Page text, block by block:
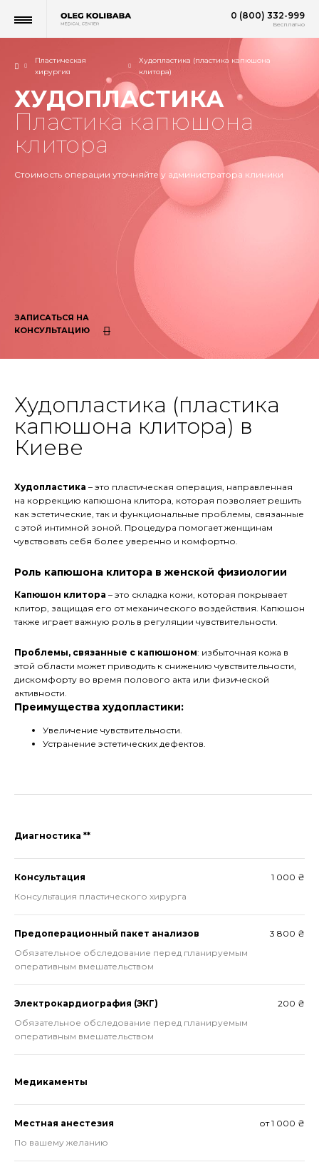
0 (800) 332-999
Бесплатно
Пластическая
хирургия
Худопластика (пластика капюшона
клитора)
ХУДОПЛАСТИКА
Пластика капюшона
клитора
Стоимость операции уточняйте у администратора клиники
ЗАПИСАТЬСЯ НА
КОНСУЛЬТАЦИЮ
Худопластика (пластика
капюшона клитора) в
Киеве
Худопластика – это пластическая операция, направленная
на коррекцию капюшона клитора, которая позволяет решить
как эстетические, так и функциональные проблемы, связанные
с этой интимной зоной. Процедура помогает женщинам
чувствовать себя более уверенно и комфортно.
Роль капюшона клитора в женской физиологии
Капюшон клитора – это складка кожи, которая покрывает
клитор, защищая его от механического воздействия. Капюшон
также играет важную роль в регуляции чувствительности.
Проблемы, связанные с капюшоном: избыточная кожа в
этой области может приводить к снижению чувствительности,
дискомфорту во время полового акта или физической
активности.
Преимущества худопластики:
Увеличение чувствительности.
Устранение эстетических дефектов.
Диагностика **
Консультация
1 000 ₴
Консультация пластического хирурга
Предоперационный пакет анализов
3 800 ₴
Обязательное обследование перед планируемым
оперативным вмешательством
Электрокардиография (ЭКГ)
200 ₴
Обязательное обследование перед планируемым
оперативным вмешательством
Медикаменты
Местная анестезия
от 1 000 ₴
По вашему желанию